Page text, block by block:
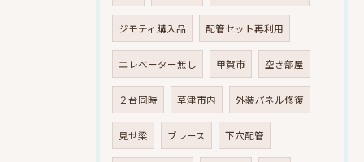
ジモティ購入品 配管セット再利用
エレベーター無し 甲賀市 空き部屋
２台同時 草津市内 外装パネル修復
見せ梁 ブレース 下穴配管